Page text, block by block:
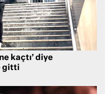
kaçtı’ diye
gitti